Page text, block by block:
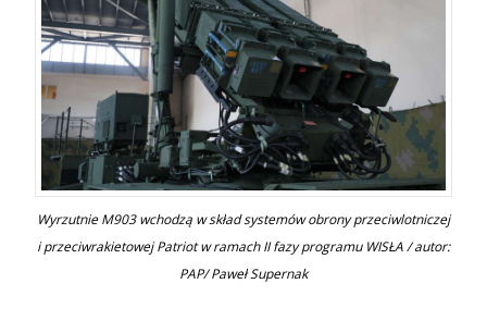
Wyrzutnie M903 wchodzą w skład systemów obrony przeciwlotniczej
i przeciwrakietowej Patriot w ramach II fazy programu WISŁA / autor:
PAP/ Paweł Supernak